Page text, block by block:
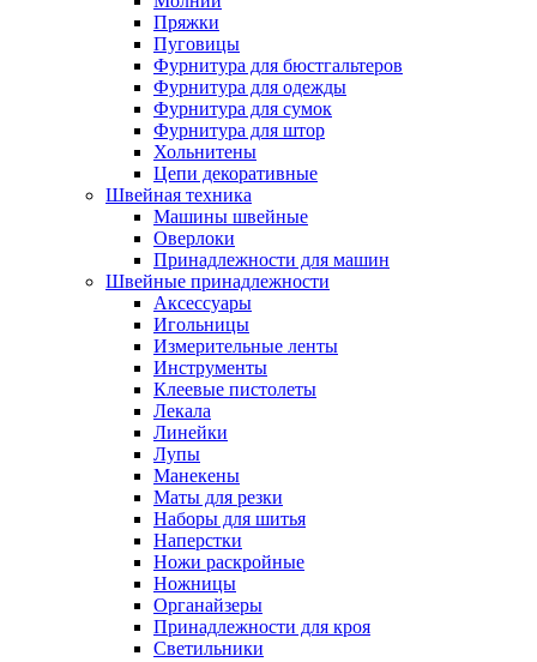
Пряжки
Пуговицы
Фурнитура для бюстгальтеров
Фурнитура для одежды
Фурнитура для сумок
Фурнитура для штор
Хольнитены
Цепи декоративные
Швейная техника
Машины швейные
Оверлоки
Принадлежности для машин
Швейные принадлежности
Аксессуары
Игольницы
Измерительные ленты
Инструменты
Клеевые пистолеты
Лекала
Линейки
Лупы
Манекены
Маты для резки
Наборы для шитья
Наперстки
Ножи раскройные
Ножницы
Органайзеры
Принадлежности для кроя
Светильники